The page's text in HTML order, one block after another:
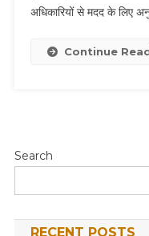
अधिकारियों से मदद के लिए
Continue
Search
RECENT POSTS